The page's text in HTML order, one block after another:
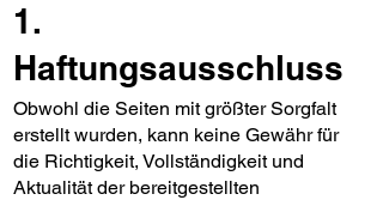
1.
Haftungsausschluss
Obwohl die Seiten mit größter Sorgfalt
erstellt wurden, kann keine Gewähr für
die Richtigkeit, Vollständigkeit und
Aktualität der bereitgestellten